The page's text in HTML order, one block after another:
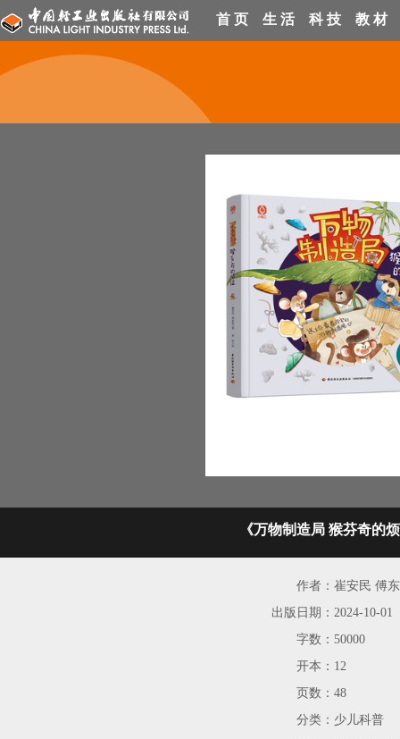
首 页 生 活 科 技 教 材
《万物制造局 猴芬奇的
作者： 崔安民 傅
出版日期： 2024-10-01
字数： 50000
开本： 12
页数： 48
分类： 少儿科普